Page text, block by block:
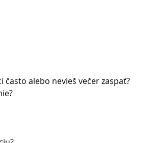
často alebo nevieš večer zaspať?